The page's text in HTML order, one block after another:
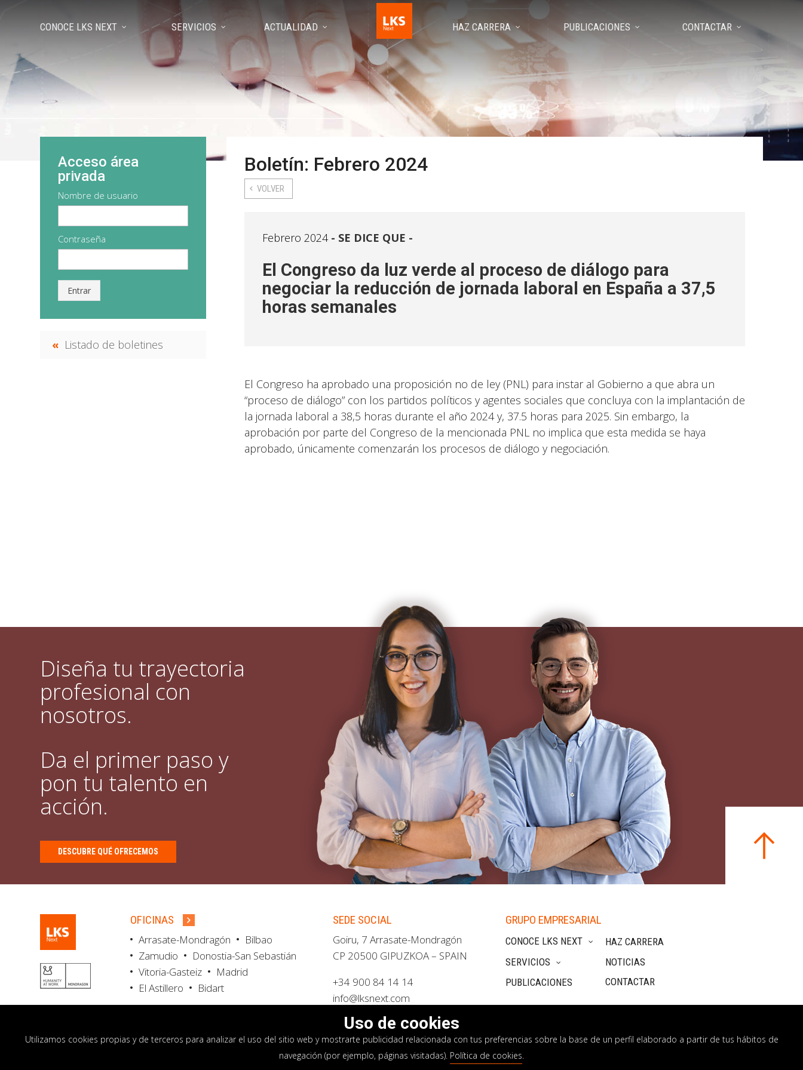
CONOCE LKS NEXT SERVICIOS ACTUALIDAD HAZ CARRERA PUBLICACIONES CONTACTAR
Boletín: Febrero 2024
VOLVER
Febrero 2024 SE DICE QUE -
El Congreso da luz verde al proceso de diálogo para
negociar la reducción de jornada laboral en España a 37,5
horas semanales
El Congreso ha aprobado una proposición no de ley (PNL) para instar al Gobierno a que abra un
“proceso de diálogo” con los partidos políticos y agentes sociales que concluya con la implantación de
la jornada laboral a 38,5 horas durante el año 2024 y, 37.5 horas para 2025. Sin embargo, la
aprobación por parte del Congreso de la mencionada PNL no implica que esta medida se haya
aprobado, únicamente comenzarán los procesos de diálogo y negociación.
Acceso área
privada
Nombre de usuario
Contraseña
Entrar
Listado de boletines
Diseña tu trayectoria
profesional con
nosotros.
Da el primer paso y
pon tu talento en
acción.
DESCUBRE QUÉ OFRECEMOS
OFICINAS
Arrasate-Mondragón
Bilbao
Zamudio
Donostia-San Sebastián
Vitoria-Gasteiz
Madrid
El Astillero
Bidart
SEDE SOCIAL
Goiru, 7 Arrasate-Mondragón
CP 20500 GIPUZKOA – SPAIN
+34 900 84 14 14
info@lksnext.com
GRUPO EMPRESARIAL
CONOCE LKS NEXT
SERVICIOS
PUBLICACIONES
HAZ CARRERA
NOTICIAS
CONTACTAR
Portal de privacidad Política de cookies Sistema interno información
Uso de cookies
Utilizamos cookies propias y de terceros para analizar el uso del sitio web y mostrarte publicidad relacionada con tus preferencias sobre la base de un perfil elaborado a partir de tus hábitos de
navegación (por ejemplo, páginas visitadas). Política de cookies.